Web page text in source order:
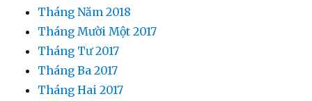
Tháng Năm 2018
Tháng Mười Một 2017
Tháng Tư 2017
Tháng Ba 2017
Tháng Hai 2017